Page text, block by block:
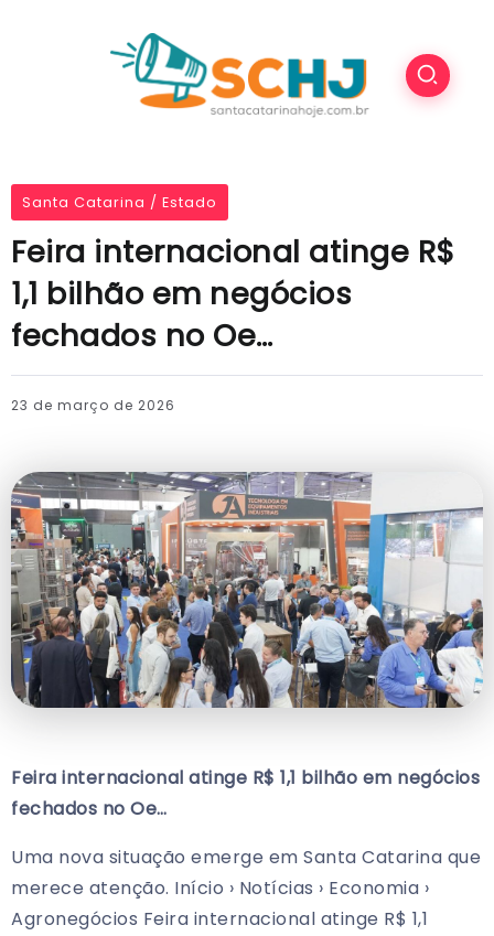
Santa Catarina / Estado
Feira internacional atinge R$
1,1 bilhão em negócios
fechados no Oe…
23 de março de 2026
Feira internacional atinge R$ 1,1 bilhão em negócios
fechados no Oe…
Uma nova situação emerge em Santa Catarina que
merece atenção. Início › Notícias › Economia ›
Agronegócios Feira internacional atinge R$ 1,1